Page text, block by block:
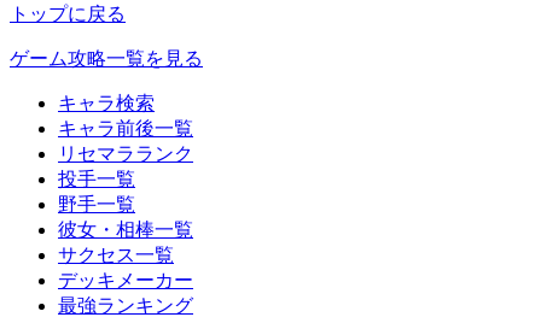
トップに戻る
ゲーム攻略一覧を見る
キャラ検索
キャラ前後一覧
リセマラランク
投手一覧
野手一覧
彼女・相棒一覧
サクセス一覧
デッキメーカー
最強ランキング